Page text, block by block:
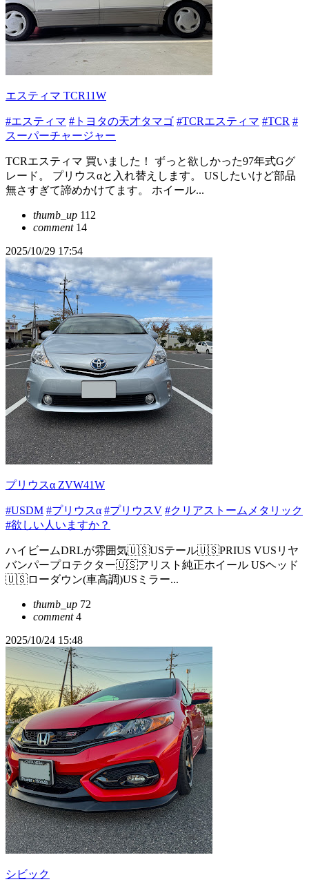
エスティマ TCR11W
#エスティマ #トヨタの天才タマゴ #TCRエスティマ #TCR #
スーパーチャージャー
TCRエスティマ 買いました！ ずっと欲しかった97年式Gグ
レード。 プリウスαと入れ替えします。 USしたいけど部品
無さすぎて諦めかけてます。 ホイール...
thumb_up 112
comment14
2025/10/29 17:54
プリウスα ZVW41W
#USDM #プリウスα #プリウスV #クリアストームメタリック
#欲しい人いますか？
ハイビームDRLが雰囲気🇺🇸USテール🇺🇸PRIUS VUSリヤ
バンパープロテクター🇺🇸アリスト純正ホイール USヘッド
🇺🇸ローダウン(車高調)USミラー...
thumb_up 72
comment4
2025/10/24 15:48
シビック